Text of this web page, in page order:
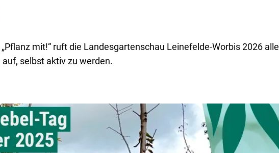
mit!“ ruft die Landesgartenschau Leinefelde-Worbis 2026 alle
selbst aktiv zu werden.